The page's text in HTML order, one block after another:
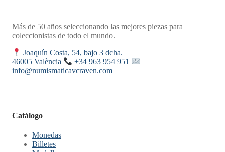
Más de 50 años seleccionando las mejores piezas para
coleccionistas de todo el mundo.
Joaquín Costa, 54, bajo 3 dcha.
46005 València
+34 963 954 951
info@numismaticavcraven.com
Catálogo
Monedas
Billetes